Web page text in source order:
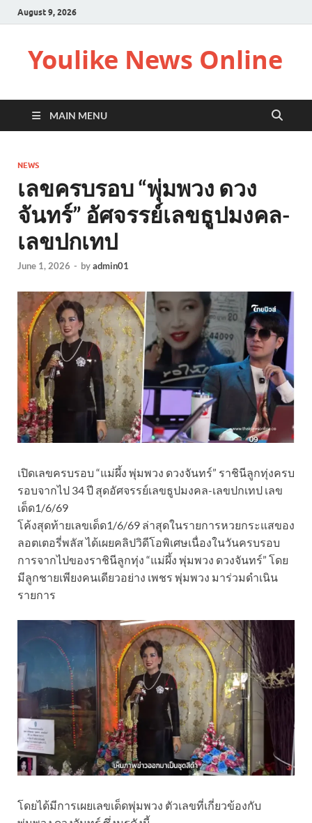
August 9, 2026
Youlike News Online
MAIN MENU
NEWS
เลขครบรอบ “พุ่มพวง ดวง
จันทร์” อัศจรรย์เลขธูปมงคล-
เลขปกเทป
June 1, 2026 - byadmin01
เปิดเลขครบรอบ “แม่ผึ้ง พุ่มพวง ดวงจันทร์” ราชินีลูกทุ่งครบ
รอบจากไป 34 ปี สุดอัศจรรย์เลขธูปมงคล-เลขปกเทป เลข
เด็ด1/6/69
โค้งสุดท้ายเลขเด็ด1/6/69 ล่าสุดในรายการหวยกระแสของ
ลอตเตอรี่พลัส ได้เผยคลิปวิดีโอพิเศษเนื่องในวันครบรอบ
การจากไปของราชินีลูกทุ่ง “แม่ผึ้ง พุ่มพวง ดวงจันทร์” โดย
มีลูกชายเพียงคนเดียวอย่าง เพชร พุ่มพวง มาร่วมดำเนิน
รายการ
โดยได้มีการเผยเลขเด็ดพุ่มพวง ตัวเลขที่เกี่ยวข้องกับ